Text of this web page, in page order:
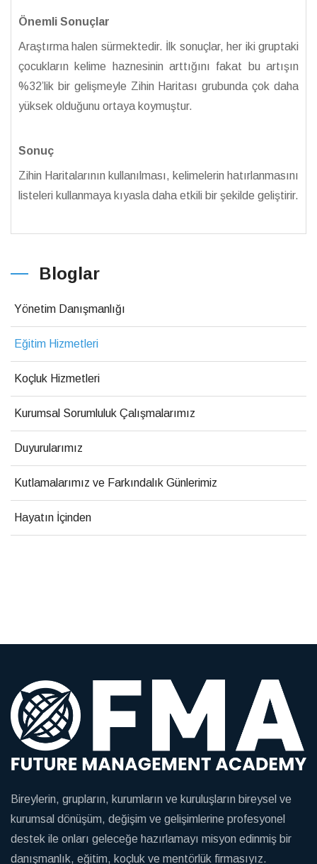
Önemli Sonuçlar
Araştırma halen sürmektedir. İlk sonuçlar, her iki gruptaki
çocukların kelime haznesinin arttığını fakat bu artışın
%32’lik bir gelişmeyle Zihin Haritası grubunda çok daha
yüksek olduğunu ortaya koymuştur.
Sonuç
Zihin Haritalarının kullanılması, kelimelerin hatırlanmasını
listeleri kullanmaya kıyasla daha etkili bir şekilde geliştirir.
Bloglar
Yönetim Danışmanlığı
Eğitim Hizmetleri
Koçluk Hizmetleri
Kurumsal Sorumluluk Çalışmalarımız
Duyurularımız
Kutlamalarımız ve Farkındalık Günlerimiz
Hayatın İçinden
Bireylerin, grupların, kurumların ve kuruluşların bireysel ve
kurumsal dönüşüm, değişim ve gelişimlerine profesyonel
destek ile onları geleceğe hazırlamayı misyon edinmiş bir
danışmanlık, eğitim, koçluk ve mentörlük firmasıyız.